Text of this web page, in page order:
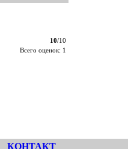
10/10
Всего оценок: 1
КОНТАКТ